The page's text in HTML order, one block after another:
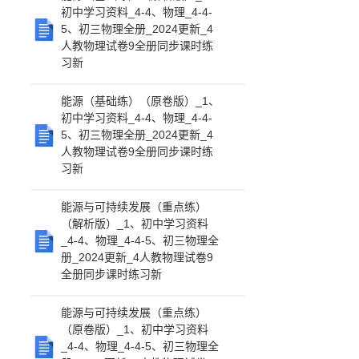
初中学习资料_4-4、物理_4-4-
5、初三物理全册_2024更新_4
人教物理试卷9全册同步课时练
习新
能源（基础练）（原卷版）_1、
初中学习资料_4-4、物理_4-4-
5、初三物理全册_2024更新_4
人教物理试卷9全册同步课时练
习新
能源与可持续发展（重点练）
（解析版）_1、初中学习资料
_4-4、物理_4-4-5、初三物理全
册_2024更新_4人教物理试卷9
全册同步课时练习新
能源与可持续发展（重点练）
（原卷版）_1、初中学习资料
_4-4、物理_4-4-5、初三物理全